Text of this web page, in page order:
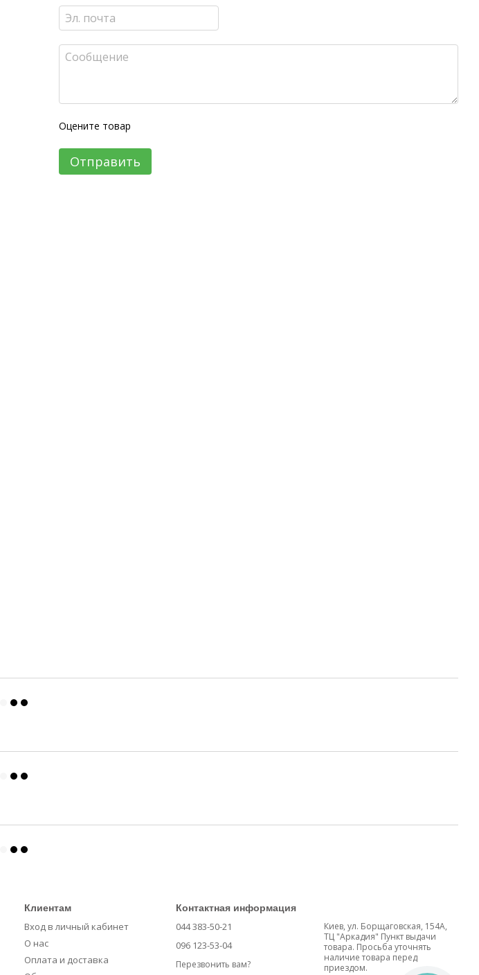
Оцените товар
Отправить
Клиентам
Вход в личный кабинет
О нас
Оплата и доставка
Контактная информация
044 383-50-21
096 123-53-04
Перезвонить вам?
Киев, ул. Борщаговская, 154А,
ТЦ "Аркадия" Пункт выдачи
товара. Просьба уточнять
наличие товара перед
приездом.